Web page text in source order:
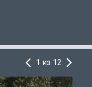
1 из 12